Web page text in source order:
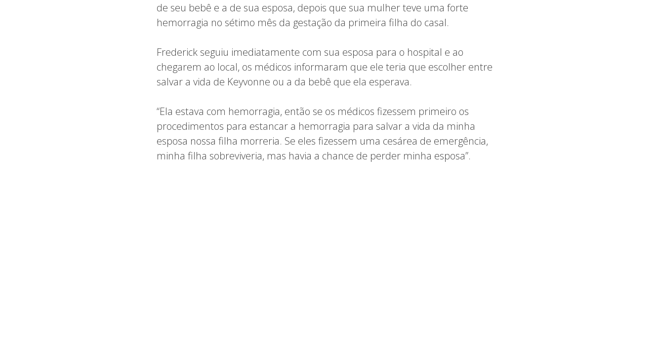
de seu bebê e a de sua esposa, depois que sua mulher teve uma forte
hemorragia no sétimo mês da gestação da primeira filha do casal.
Frederick seguiu imediatamente com sua esposa para o hospital e ao
chegarem ao local, os médicos informaram que ele teria que escolher entre
salvar a vida de Keyvonne ou a da bebê que ela esperava.
“Ela estava com hemorragia, então se os médicos fizessem primeiro os
procedimentos para estancar a hemorragia para salvar a vida da minha
esposa nossa filha morreria. Se eles fizessem uma cesárea de emergência,
minha filha sobreviveria, mas havia a chance de perder minha esposa”.